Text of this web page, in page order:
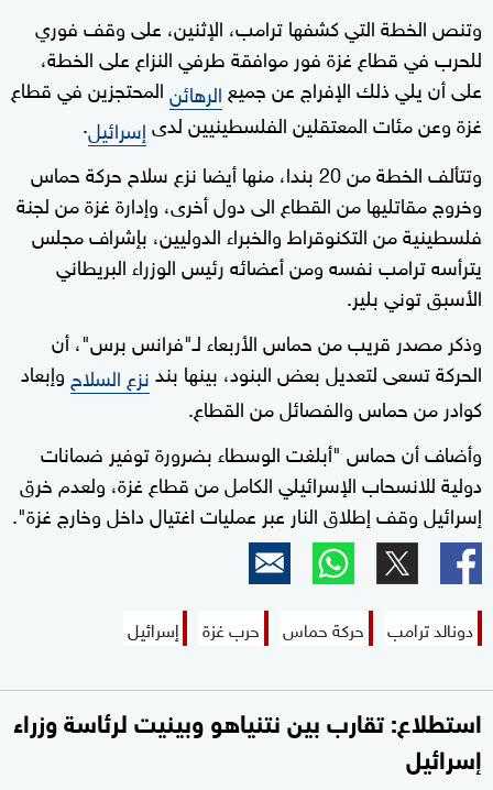
وتنص الخطة التي كشفها ترامب، الإثنين، على وقف فوري
للحرب في قطاع غزة فور موافقة طرفي النزاع على الخطة،
على أن يلي ذلك الإفراج عن جميع الرهائنالمحتجزين في قطاع
غزة وعن مئات المعتقلين الفلسطينيين لدىإسرائيل.
وتتألف الخطة من 20 بندا، منها أيضا نزع سلاح حركة حماس
وخروج مقاتليها من القطاع الى دول أخرى، وإدارة غزة من لجنة
فلسطينية من التكنوقراط والخبراء الدوليين، بإشراف مجلس
يترأسه ترامب نفسه ومن أعضائه رئيس الوزراء البريطاني
الأسبق توني بلير.
وذكر مصدر قريب من حماس الأربعاء لـ"فرانس برس"، أن
الحركة تسعى لتعديل بعض البنود، بينها بندنزع السلاحوإبعاد
كوادر من حماس والفصائل من القطاع.
وأضاف أن حماس "أبلغت الوسطاء بضرورة توفير ضمانات
دولية للانسحاب الإسرائيلي الكامل من قطاع غزة، ولعدم خرق
إسرائيل وقف إطلاق النار عبر عمليات اغتيال داخل وخارج غزة".
دونالد ترامب حركة حماس حرب غزة إسرائيل
استطلاع: تقارب بين نتنياهو وبينيت لرئاسة وزراء
إسرائيل